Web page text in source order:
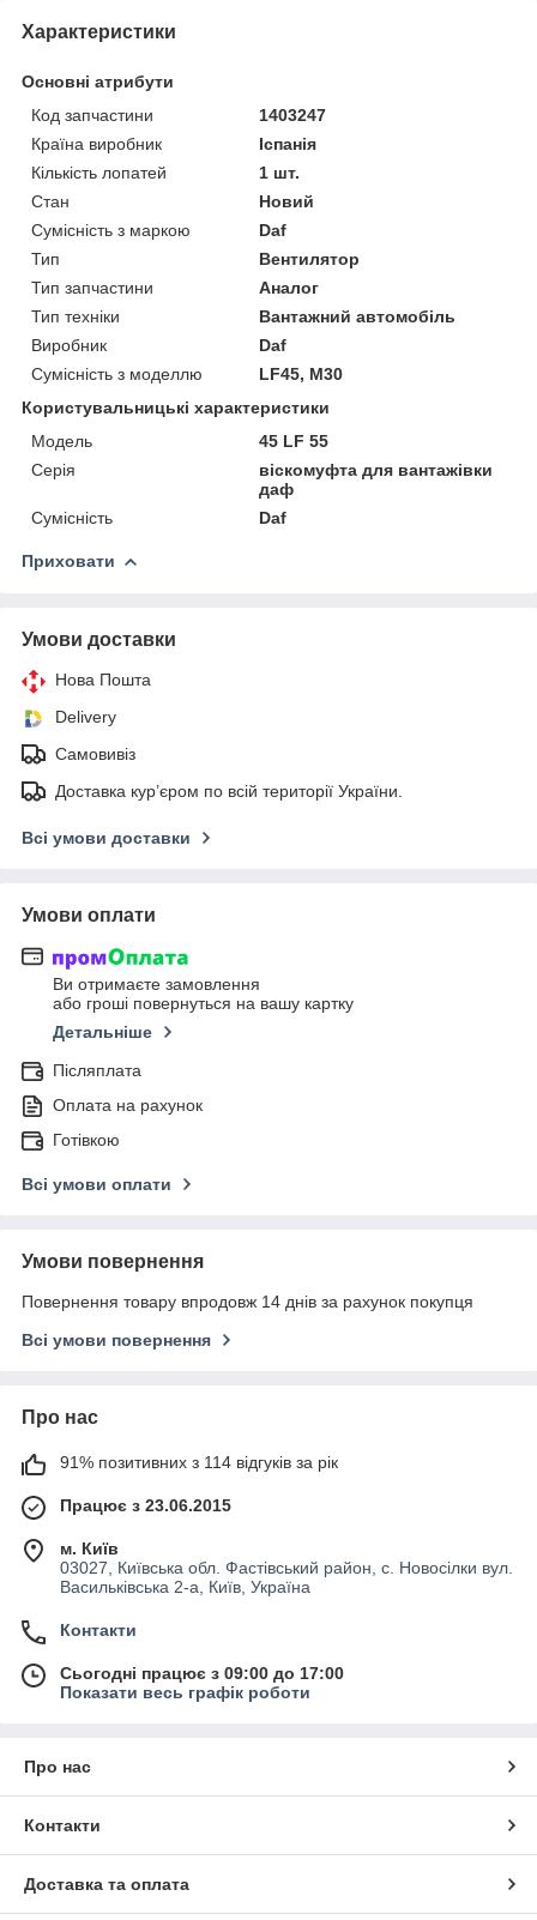
Характеристики
Основні атрибути
Код запчастини
1403247
Країна виробник
Іспанія
Кількість лопатей
1 шт.
Стан
Новий
Сумісність з маркою
Daf
Тип
Вентилятор
Тип запчастини
Аналог
Тип техніки
Вантажний автомобіль
Виробник
Daf
Сумісність з моделлю
LF45, M30
Користувальницькі характеристики
Мoдель
45 LF 55
Серія
віскомуфта для вантажівки
даф
Сумісність
Daf
Приховати
Умови доставки
Нова Пошта
Delivery
Самовивіз
Доставка кур’єром по всій території України.
Всі умови доставки
Умови оплати
Ви отримаєте замовлення
або гроші повернуться на вашу картку
Детальніше
Післяплата
Оплата на рахунок
Готівкою
Всі умови оплати
Умови повернення
Повернення товару впродовж 14 днів за рахунок покупця
Всі умови повернення
Про нас
91% позитивних з 114 відгуків за рік
Працює з 23.06.2015
м. Київ
03027, Київська обл. Фастівський район, с. Новосілки вул.
Васильківська 2-а, Київ, Україна
Контакти
Сьогодні працює з 09:00 до 17:00
Показати весь графік роботи
Про нас
Контакти
Доставка та оплата